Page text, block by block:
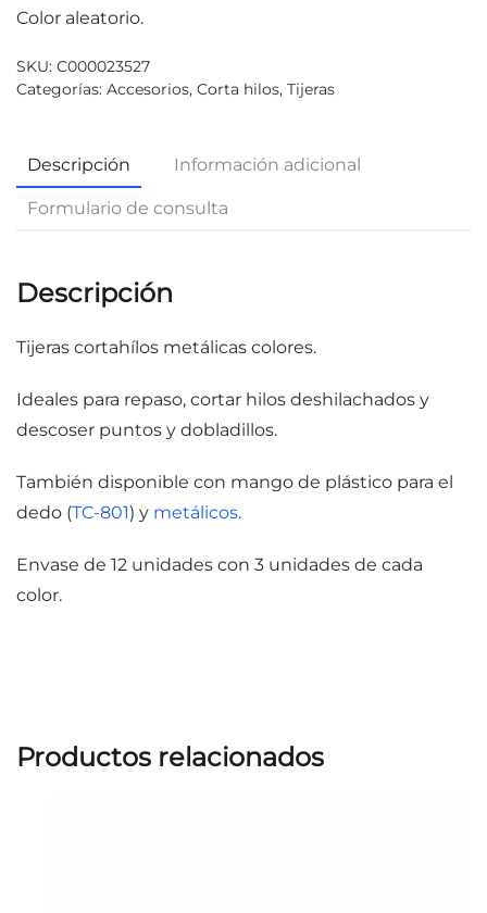
Color aleatorio.
SKU: C000023527
Categorías: Accesorios, Corta hilos, Tijeras
Descripción Información adicional
Formulario de consulta
Descripción
Tijeras cortahílos metálicas colores.
Ideales para repaso, cortar hilos deshilachados y
descoser puntos y dobladillos.
También disponible con mango de plástico para el
dedo (TC-801) y metálicos.
Envase de 12 unidades con 3 unidades de cada
color.
Productos relacionados